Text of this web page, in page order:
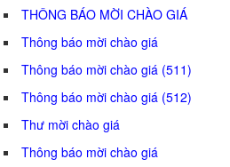
THÔNG BÁO MỜI CHÀO GIÁ
Thông báo mời chào giá
Thông báo mời chào giá (511)
Thông báo mời chào giá (512)
Thư mời chào giá
Thông báo mời chào giá